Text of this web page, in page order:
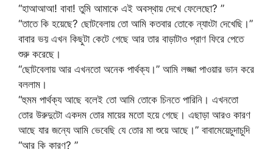
“হাআআআ! বাবা! তুমি আমাকে এই অবস্থায় দেখে ফেলেছো? ”
“তাতে কি হয়েছে? ছোটবেলায় তো আমি কতবার তোকে ন্যাংটা দেখেছি।”
বাবার ভয় এখন কিছুটা কেটে গেছে আর তার বাড়াটাও প্রাণ ফিরে পেতে
শুরু করেছে।
“ছোটবেলায় আর এখনতো অনেক পার্থক্য।” আমি লজ্জা পাওয়ার ভান করে
বললাম।
“হুমম পার্থক্য আছে বলেই তো আমি তোকে চিনতে পারিনি। এখনতো
তোর উরুদুটো একদম তোর মায়ের মতো হয়ে গেছে। এছাড়া আরও কারণ
আছে যার জন্যে আমি ভেবেছি যে তোর মা শুয়ে আছে।” বাবামেয়েচুদাচুদি
“আর কি কারণ? ”